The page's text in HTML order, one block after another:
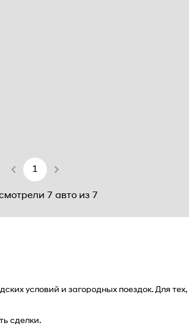
1
7 авто из 7
условий и загородных поездок. Для тех,
сделки.